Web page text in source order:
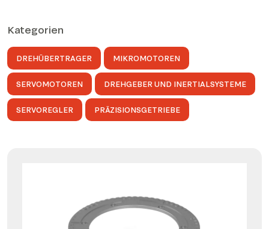
Kategorien
DREHÜBERTRAGER MIKROMOTOREN
SERVOMOTOREN DREHGEBER UND INERTIALSYSTEME
SERVOREGLER PRÄZISIONSGETRIEBE